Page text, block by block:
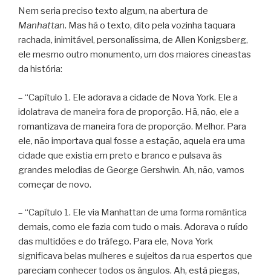
Nem seria preciso texto algum, na abertura de
Manhattan. Mas há o texto, dito pela vozinha taquara
rachada, inimitável, personalíssima, de Allen Konigsberg,
ele mesmo outro monumento, um dos maiores cineastas
da história:
– “Capítulo 1. Ele adorava a cidade de Nova York. Ele a
idolatrava de maneira fora de proporção. Hã, não, ele a
romantizava de maneira fora de proporção. Melhor. Para
ele, não importava qual fosse a estação, aquela era uma
cidade que existia em preto e branco e pulsava às
grandes melodias de George Gershwin. Ah, não, vamos
começar de novo.
– “Capítulo 1. Ele via Manhattan de uma forma romântica
demais, como ele fazia com tudo o mais. Adorava o ruído
das multidões e do tráfego. Para ele, Nova York
significava belas mulheres e sujeitos da rua espertos que
pareciam conhecer todos os ângulos. Ah, está piegas,